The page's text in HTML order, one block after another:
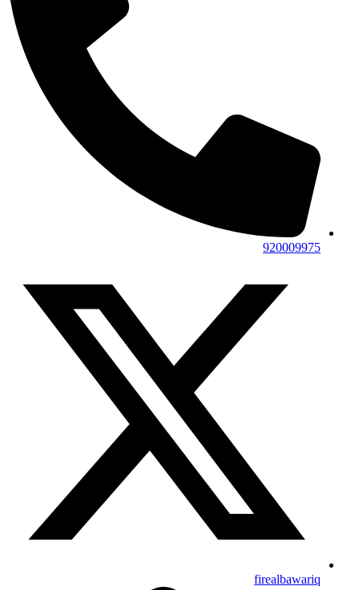
920009975
firealbawariq